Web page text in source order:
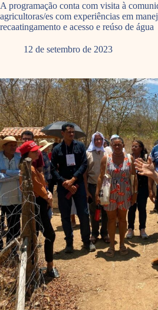
A programação conta com visita à
agricultoras/es com experiências em
recaatingamento e acesso e reúso de água
12 de setembro de 2023